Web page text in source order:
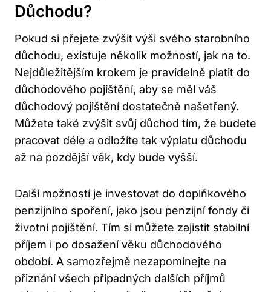
Důchodu?
Pokud si přejete zvýšit výši svého starobního
důchodu, existuje několik možností, jak na to.
Nejdůležitějším krokem je pravidelně platit do
důchodového pojištění, aby se měl váš
důchodový pojištění dostatečně našetřený.
Můžete také zvýšit svůj důchod tím, že budete
pracovat déle a odložíte tak výplatu důchodu
až na pozdější věk, kdy bude vyšší.
Další možností je investovat do doplňkového
penzijního spoření, jako jsou penzijní fondy či
životní pojištění. Tím si můžete zajistit stabilní
příjem i po dosažení věku důchodového
období. A samozřejmě nezapomínejte na
přiznání všech případných dalších příjmů